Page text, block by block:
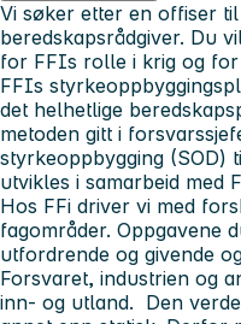
Vi søker etter en offiser
beredskapsrådgiver. Du
for FFIs rolle i krig og
FFIs
det helhetlige
metoden gitt i
styrkeoppbygging (SOD)
utvikles i samarbeid med
Hos FFi driver vi med
fagområder. Oppgavene
utfordrende og givende
Forsvaret, industrien og
inn- og utland. Den